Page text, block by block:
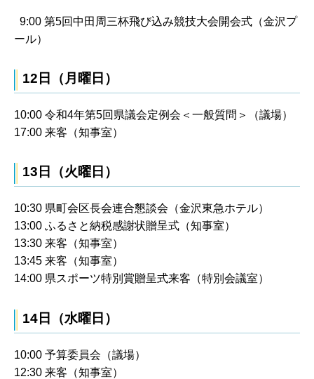
9:00 第5回中田周三杯飛び込み競技大会開会式（金沢プ
ール）
12日（月曜日）
10:00 令和4年第5回県議会定例会＜一般質問＞（議場）
17:00 来客（知事室）
13日（火曜日）
10:30 県町会区長会連合懇談会（金沢東急ホテル）
13:00 ふるさと納税感謝状贈呈式（知事室）
13:30 来客（知事室）
13:45 来客（知事室）
14:00 県スポーツ特別賞贈呈式来客（特別会議室）
14日（水曜日）
10:00 予算委員会（議場）
12:30 来客（知事室）